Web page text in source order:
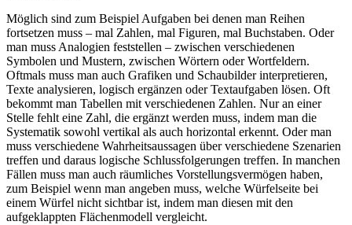
Möglich sind zum Beispiel Aufgaben bei denen man Reihen
fortsetzen muss – mal Zahlen, mal Figuren, mal Buchstaben. Oder
man muss Analogien feststellen – zwischen verschiedenen
Symbolen und Mustern, zwischen Wörtern oder Wortfeldern.
Oftmals muss man auch Grafiken und Schaubilder interpretieren,
Texte analysieren, logisch ergänzen oder Textaufgaben lösen. Oft
bekommt man Tabellen mit verschiedenen Zahlen. Nur an einer
Stelle fehlt eine Zahl, die ergänzt werden muss, indem man die
Systematik sowohl vertikal als auch horizontal erkennt. Oder man
muss verschiedene Wahrheitsaussagen über verschiedene Szenarien
treffen und daraus logische Schlussfolgerungen treffen. In manchen
Fällen muss man auch räumliches Vorstellungsvermögen haben,
zum Beispiel wenn man angeben muss, welche Würfelseite bei
einem Würfel nicht sichtbar ist, indem man diesen mit den
aufgeklappten Flächenmodell vergleicht.